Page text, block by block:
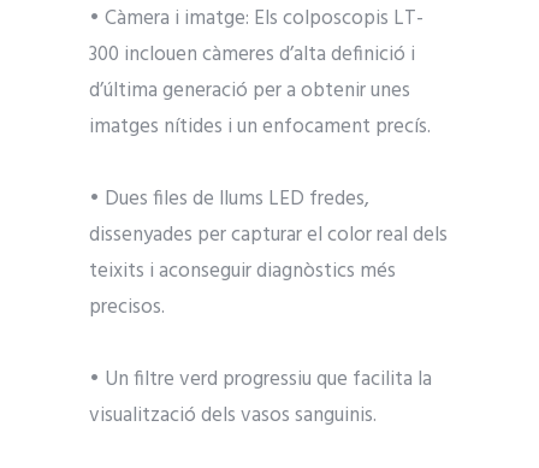
• Càmera i imatge: Els colposcopis LT-
300 inclouen càmeres d’alta definició i
d’última generació per a obtenir unes
imatges nítides i un enfocament precís.
• Dues files de llums LED fredes,
dissenyades per capturar el color real dels
teixits i aconseguir diagnòstics més
precisos.
• Un filtre verd progressiu que facilita la
visualització dels vasos sanguinis.